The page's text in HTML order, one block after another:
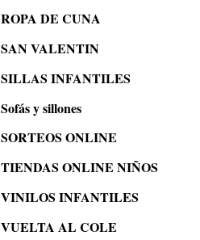
ROPA DE CUNA
SAN VALENTIN
SILLAS INFANTILES
Sofás y sillones
SORTEOS ONLINE
TIENDAS ONLINE NIÑOS
VINILOS INFANTILES
VUELTA AL COLE